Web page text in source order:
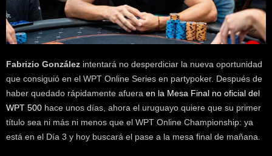
Fabrizio González intentará no desperdiciar la nueva oportunidad
que consiguió en el WPT Online Series en partypoker. Después de
haber quedado rápidamente afuera en la Mesa Final no oficial del
WPT 500 hace unos días, ahora el uruguayo quiere que su primer
título sea ni más ni menos que el WPT Online Championship: ya
está en el Día 3 y hoy buscará el pase a la mesa final de mañana.